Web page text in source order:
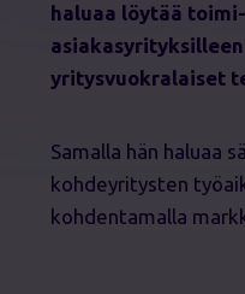
haluaa löytää
yritysvuokralaiset
Samalla hän haluaa
kohdeyritysten
kohdentamalla